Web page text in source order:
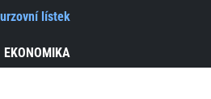
EKONOMIKA
lístek